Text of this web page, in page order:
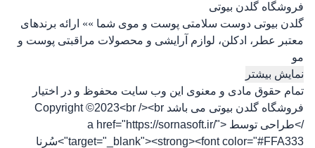
فروشگاه گلدن بیوتی
گلدن بیوتی دوست سلامتی پوست و موی شما »» ارائه برندهای
معتبر عطر، ادکلن، لوازم آرایشی و محصولات مراقبتی پوست و
مو
نمایش بیشتر
تمام حقوق مادی و معنوی این وب سایت محفوظ و در اختیار
فروشگاه گلدن بیوتی می باشد Copyright ©2023<br /><br
/>طراحی توسط <a href="https://sornasoft.ir/"
target="_blank"><strong><font color="#FFA333">سُرنا